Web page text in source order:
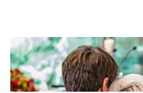
Bekijk tarieven voor crematie